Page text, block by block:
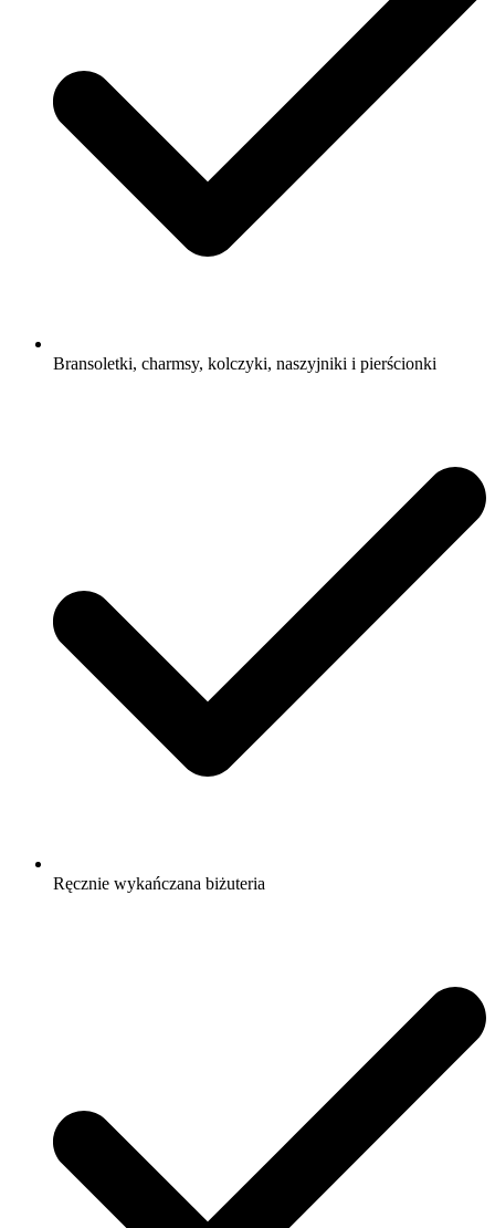
Bransoletki, charmsy, kolczyki, naszyjniki i pierścionki
Ręcznie wykańczana biżuteria